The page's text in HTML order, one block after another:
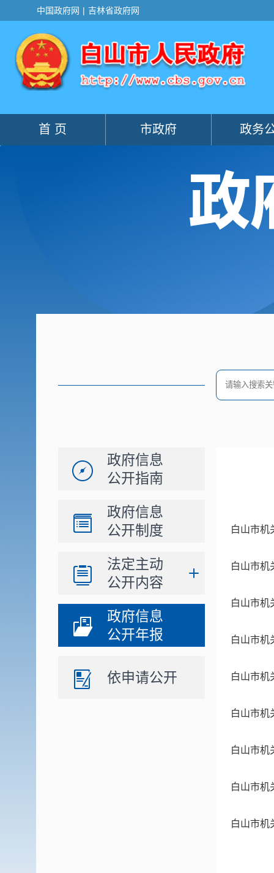
政府信息
公开指南
政府信息
公开制度
法定主动
公开内容
政府信息
公开年报
依申请公开
白山市机
白山市机
白山市机
白山市机
白山市机
白山市机
白山市机
白山市机
白山市机